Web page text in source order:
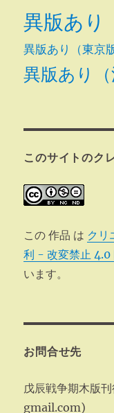
異版あり
異版あり（東京版
異版あり（
このサイトのク
この 作品 は クリ
利 - 改変禁止 4.0
います。
お問合せ先
戊辰戦争期木版
gmail.com)